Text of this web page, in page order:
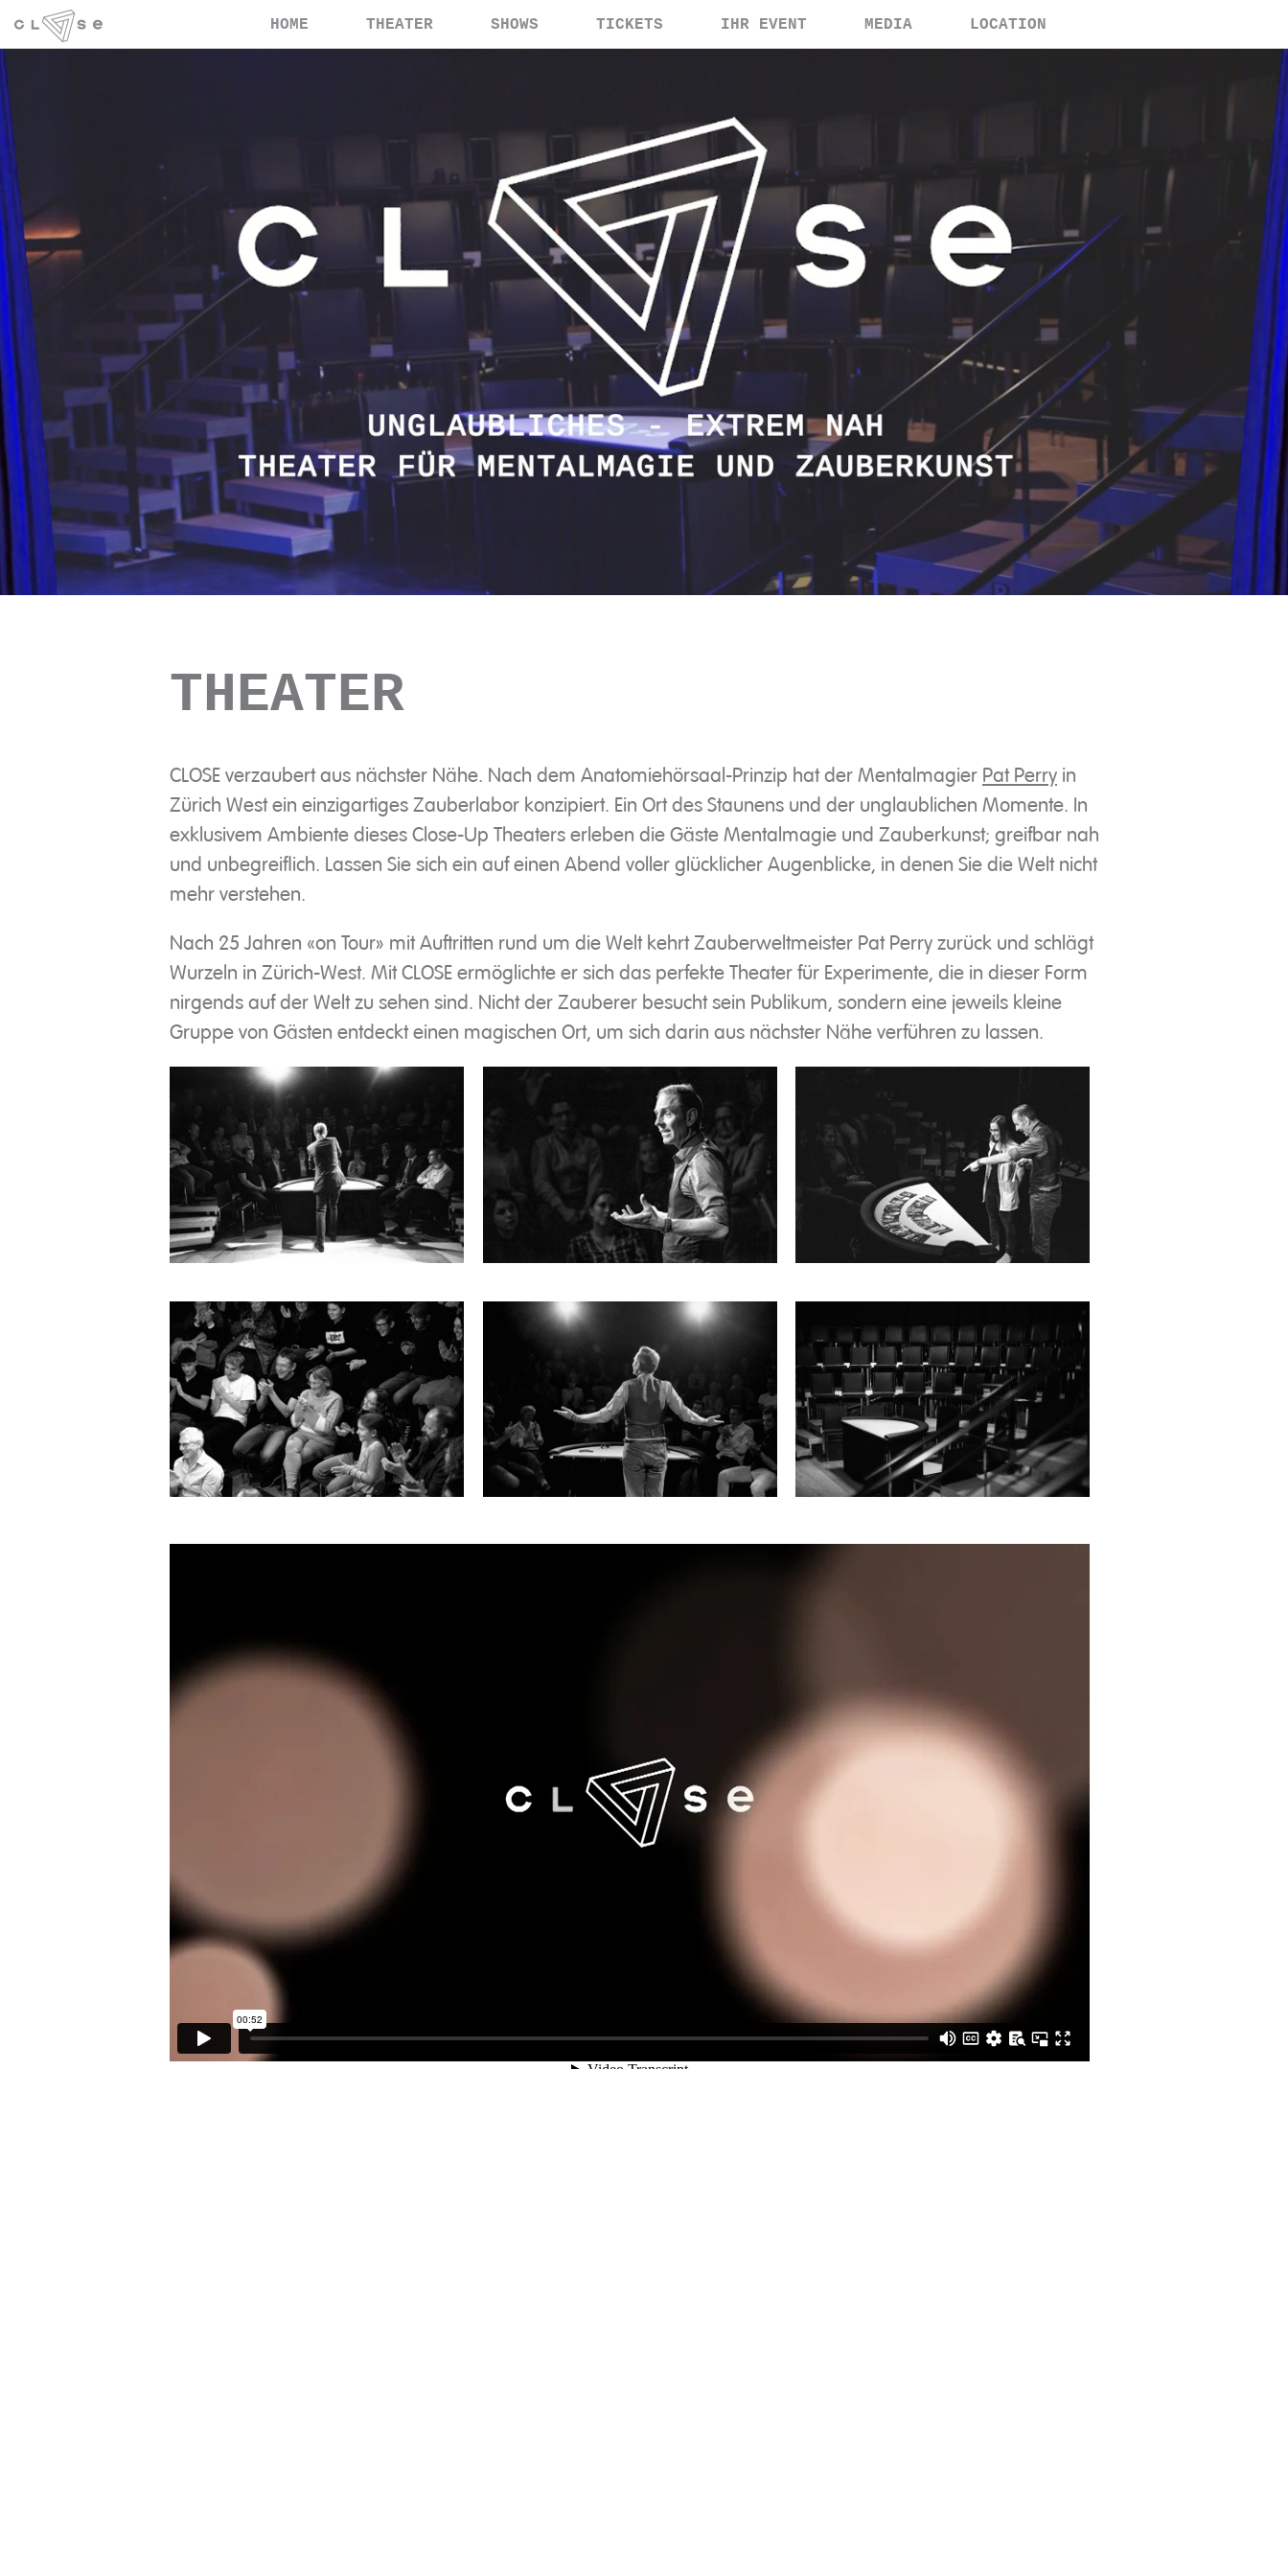
HOME THEATER SHOWS TICKETS IHR EVENT MEDIA LOCATION
THEATER
CLOSE verzaubert aus nächster Nähe. Nach dem Anatomiehörsaal-Prinzip hat der Mentalmagier Pat Perry in
Zürich West ein einzigartiges Zauberlabor konzipiert. Ein Ort des Staunens und der unglaublichen Momente. In
exklusivem Ambiente dieses Close-Up Theaters erleben die Gäste Mentalmagie und Zauberkunst; greifbar nah
und unbegreiflich. Lassen Sie sich ein auf einen Abend voller glücklicher Augenblicke, in denen Sie die Welt nicht
mehr verstehen.
Nach 25 Jahren «on Tour» mit Auftritten rund um die Welt kehrt Zauberweltmeister Pat Perry zurück und schlägt
Wurzeln in Zürich-West. Mit CLOSE ermöglichte er sich das perfekte Theater für Experimente, die in dieser Form
nirgends auf der Welt zu sehen sind. Nicht der Zauberer besucht sein Publikum, sondern eine jeweils kleine
Gruppe von Gästen entdeckt einen magischen Ort, um sich darin aus nächster Nähe verführen zu lassen.